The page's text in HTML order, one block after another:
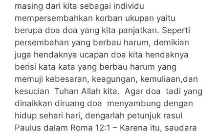
masing dari kita sebagai individu
mempersembahkan korban ukupan yaitu
berupa doa doa yang kita panjatkan. Seperti
persembahan yang berbau harum, demikian
juga hendaknya ucapan doa kita hendaknya
berisi kata kata yang berbau harum yang
memuji kebesaran, keagungan, kemuliaan,dan
kesucian Tuhan Allah kita. Agar doa tadi yang
dinaikkan diruang doa menyambung dengan
hidup sehari hari, dengarlah petunjuk rasul
Paulus dalam Roma 12:1 – Karena itu, saudara